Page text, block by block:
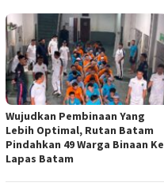
Wujudkan Pembinaan Yang
Lebih Optimal, Rutan Batam
Pindahkan 49 Warga Binaan Ke
Lapas Batam